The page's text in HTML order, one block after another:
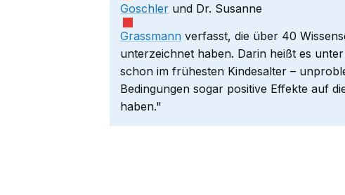
Goschler und Dr. Susanne
Grassmann verfasst, die über 40
unterzeichnet haben. Darin heißt es
schon im frühesten Kindesalter –
Bedingungen sogar positive Effekte auf
haben."